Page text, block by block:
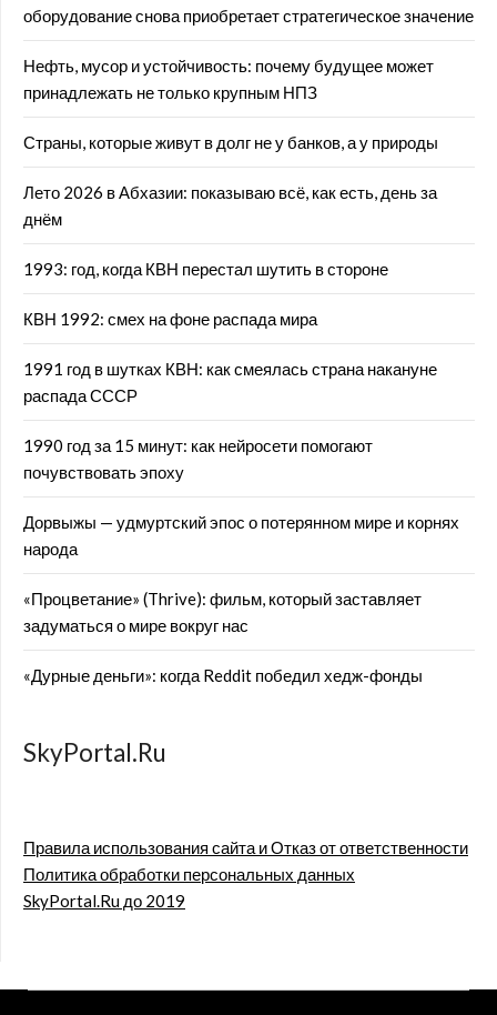
оборудование снова приобретает стратегическое значение
Нефть, мусор и устойчивость: почему будущее может
принадлежать не только крупным НПЗ
Страны, которые живут в долг не у банков, а у природы
Лето 2026 в Абхазии: показываю всё, как есть, день за
днём
1993: год, когда КВН перестал шутить в стороне
КВН 1992: смех на фоне распада мира
1991 год в шутках КВН: как смеялась страна накануне
распада СССР
1990 год за 15 минут: как нейросети помогают
почувствовать эпоху
Дорвыжы — удмуртский эпос о потерянном мире и корнях
народа
«Процветание» (Thrive): фильм, который заставляет
задуматься о мире вокруг нас
«Дурные деньги»: когда Reddit победил хедж-фонды
SkyPortal.Ru
Правила использования сайта и Отказ от ответственности
Политика обработки персональных данных
SkyPortal.Ru до 2019